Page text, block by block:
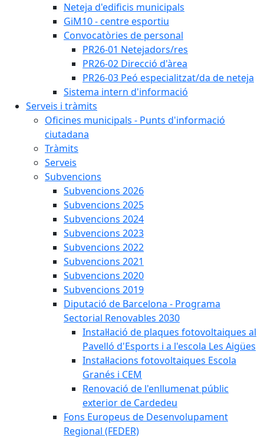
Neteja d'edificis municipals
GiM10 - centre esportiu
Convocatòries de personal
PR26-01 Netejadors/res
PR26-02 Direcció d'àrea
PR26-03 Peó especialitzat/da de neteja
Sistema intern d'informació
Serveis i tràmits
Oficines municipals - Punts d'informació
ciutadana
Tràmits
Serveis
Subvencions
Subvencions 2026
Subvencions 2025
Subvencions 2024
Subvencions 2023
Subvencions 2022
Subvencions 2021
Subvencions 2020
Subvencions 2019
Diputació de Barcelona - Programa
Sectorial Renovables 2030
Instal·lació de plaques fotovoltaiques al
Pavelló d'Esports i a l'escola Les Aigües
Instal·lacions fotovoltaiques Escola
Granés i CEM
Renovació de l'enllumenat públic
exterior de Cardedeu
Fons Europeus de Desenvolupament
Regional (FEDER)